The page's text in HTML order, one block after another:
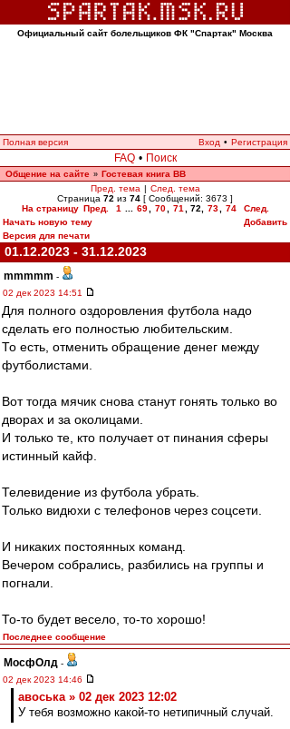
Официальный сайт болельщиков ФК "Спартак" Москва
Полная версия Вход • Регистрация
FAQ • Поиск
Общение на сайте » Гостевая книга ВВ
Пред. тема | След. тема
Страница 72 из 74 [ Сообщений: 3673 ]
На страницу Пред. 1 69 70 71 72 73 74
След.
Начать новую тему
Добавить
Версия для печати
01.12.2023 - 31.12.2023
mmmmm -
02 дек 2023 14:51
Для полного оздоровления футбола надо
сделать его полностью любительским.
То есть, отменить обращение денег между
футболистами.
Вот тогда мячик снова станут гонять только во
дворах и за околицами.
И только те, кто получает от пинания сферы
истинный кайф.
Телевидение из футбола убрать.
Только видюхи с телефонов через соцсети.
И никаких постоянных команд.
Вечером собрались, разбились на группы и
погнали.
То-то будет весело, то-то хорошо!
Последнее сообщение
МосфОлд -
02 дек 2023 14:46
авоська » 02 дек 2023 12:02
У тебя возможно какой-то нетипичный случай.